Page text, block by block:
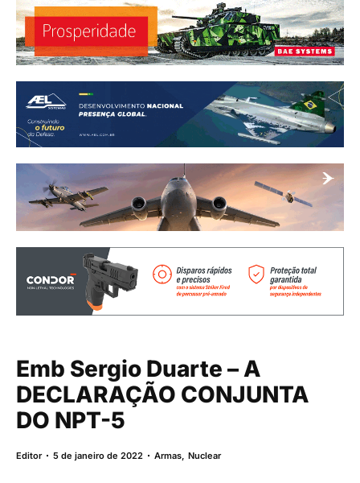
Emb Sergio Duarte – A
DECLARAÇÃO CONJUNTA
DO NPT-5
Editor 5 de janeiro de 2022 Armas,Nuclear